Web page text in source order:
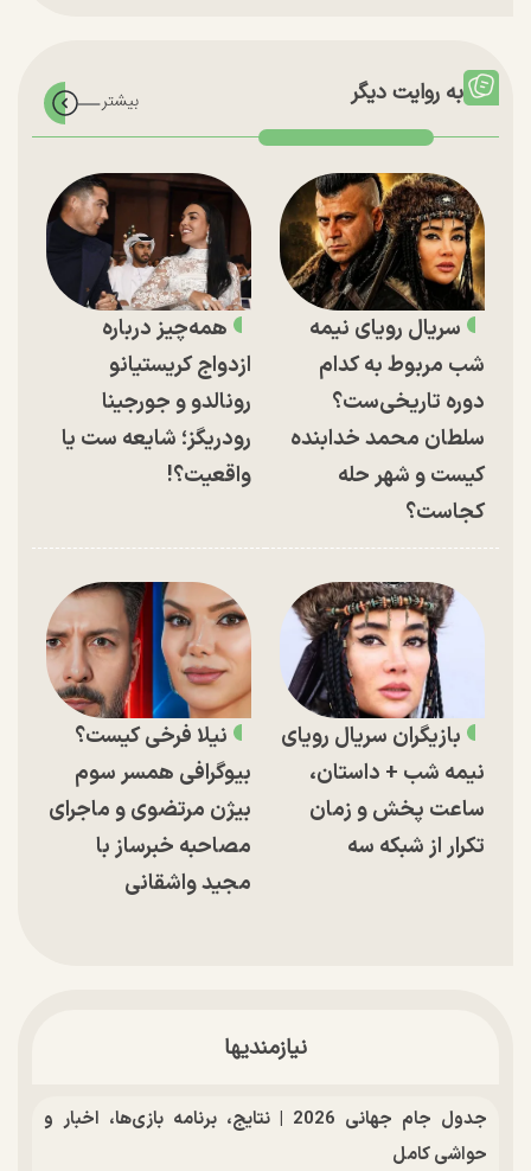
به روایت دیگر
سریال رویای نیمه
شب مربوط به کدام
دوره تاریخی‌ست؟
سلطان محمد خدابنده
کیست و شهر حله
کجاست؟
همه‌چیز درباره
ازدواج کریستیانو
رونالدو و جورجینا
رودریگز؛ شایعه ست یا
واقعیت؟!
بازیگران سریال رویای
نیمه شب + داستان،
ساعت پخش و زمان
تکرار از شبکه سه
نیلا فرخی کیست؟
بیوگرافی همسر سوم
بیژن مرتضوی و ماجرای
مصاحبه خبرساز با
مجید واشقانی
نیازمندیها
جدول جام جهانی 2026 | نتایج، برنامه بازی‌ها، اخبار و
حواشی کامل